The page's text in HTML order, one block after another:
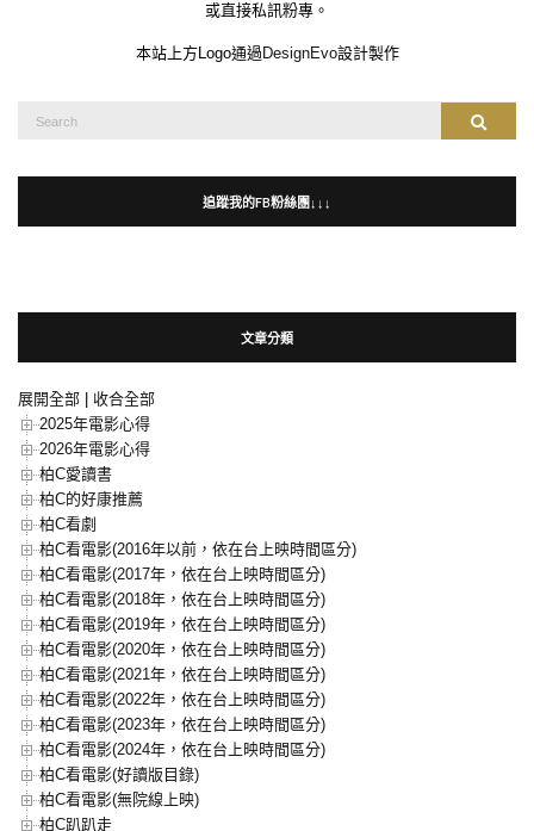
或直接私訊粉專。
本站上方Logo通過 DesignEvo設計製作
Search
Search
追蹤我的FB粉絲團↓↓↓
文章分類
展開全部
收合全部
2025年電影心得
2026年電影心得
柏C愛讀書
柏C的好康推薦
柏C看劇
柏C看電影(2016年以前，依在台上映時間區分)
柏C看電影(2017年，依在台上映時間區分)
柏C看電影(2018年，依在台上映時間區分)
柏C看電影(2019年，依在台上映時間區分)
柏C看電影(2020年，依在台上映時間區分)
柏C看電影(2021年，依在台上映時間區分)
柏C看電影(2022年，依在台上映時間區分)
柏C看電影(2023年，依在台上映時間區分)
柏C看電影(2024年，依在台上映時間區分)
柏C看電影(好讀版目錄)
柏C看電影(無院線上映)
柏C趴趴走